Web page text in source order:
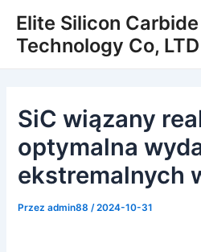
treści
Elite Silicon
Technology Co, LTD
SiC wiązany
optymalna
ekstremalnych
Przezadmin88/2024-10-31